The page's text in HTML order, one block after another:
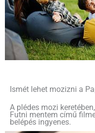
Ismét lehet mozizni a
A plédes mozi
Futni mentem című
belépés ingyenes.